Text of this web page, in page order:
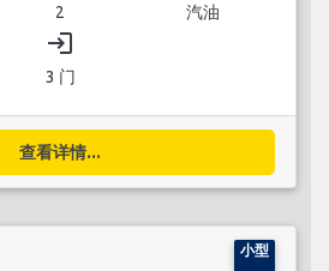
2 汽油
login
3 门
查看详情...
小型